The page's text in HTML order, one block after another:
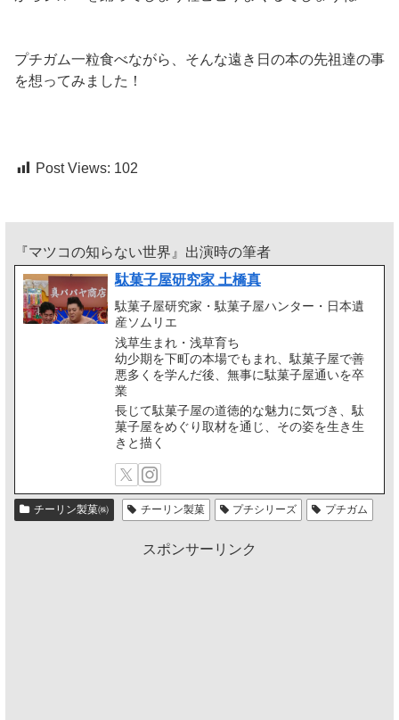
プチガム一粒食べながら、そんな遠き日の本の先祖達の事
を想ってみました！
Post Views: 102
『マツコの知らない世界』出演時の筆者
駄菓子屋研究家 土橋真
駄菓子屋研究家・駄菓子屋ハンター・日本遺
産ソムリエ
浅草生まれ・浅草育ち
幼少期を下町の本場でもまれ、駄菓子屋で善
悪多くを学んだ後、無事に駄菓子屋通いを卒
業
長じて駄菓子屋の道徳的な魅力に気づき、駄
菓子屋をめぐり取材を通じ、その姿を生き生
きと描く
チーリン製菓㈱ チーリン製菓 プチシリーズ プチガム
スポンサーリンク